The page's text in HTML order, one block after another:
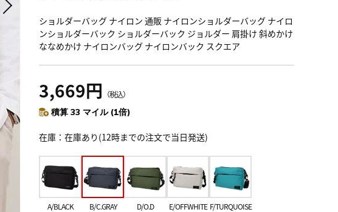
ショルダーバッグ ナイロン 通販 ナイロンショルダーバッグ ナイロ
ンショルダーバック ショルダーバック ジョルダー 肩掛け 斜めかけ
ななめかけ ナイロンバッグ ナイロンバック スクエア
3,669円 （税込）
積算 33 マイル (1倍)
在庫 在庫あり(12時までの注文で当日発送)
A/BLACK B/C.GRAY D/O.D E/OFFWHITE F/TURQUOISE